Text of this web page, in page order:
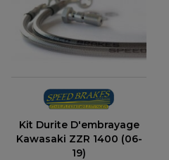
Kit Durite D'embrayage
Kawasaki ZZR 1400 (06-
19)